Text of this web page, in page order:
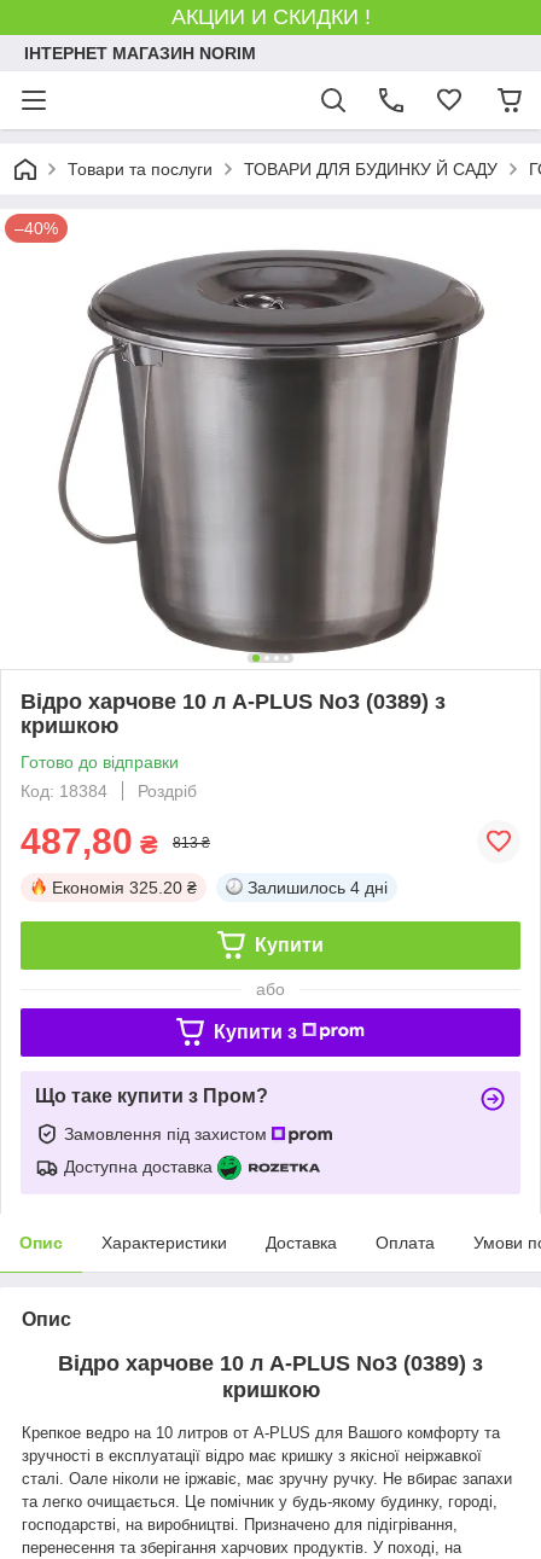
АКЦИИ И СКИДКИ !
ІНТЕРНЕТ МАГАЗИН NORIM
Товари та послуги ТОВАРИ ДЛЯ БУДИНКУ Й САДУ
–40%
Відро харчове 10 л A-PLUS No3 (0389) з
кришкою
Готово до відправки
Код: 18384
Роздріб
487,80 ₴ 813 ₴
Економія 325.20 ₴ Залишилось 4 дні
Купити
або
Купити з
Що таке купити з Пром?
Замовлення під захистом
Доступна доставка
Опис Характеристики Доставка Оплата Умови
Опис
Відро харчове 10 л A-PLUS No3 (0389) з
кришкою
Крепкое ведро на 10 литров от A-PLUS для Вашого комфорту та
зручності в експлуатації відро має кришку з якісної неіржавкої
сталі. Оале ніколи не іржавіє, має зручну ручку. Не вбирає запахи
та легко очищається. Це помічник у будь-якому будинку, городі,
господарстві, на виробництві. Призначено для підігрівання,
перенесення та зберігання харчових продуктів. У поході, на